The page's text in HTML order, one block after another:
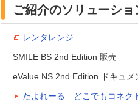
ご紹介のソリューシ
レンタレンジ
SMILE BS 2nd Edition 販売
eValue NS 2nd Edition ドキュメ
たよれーる どこでもコネク